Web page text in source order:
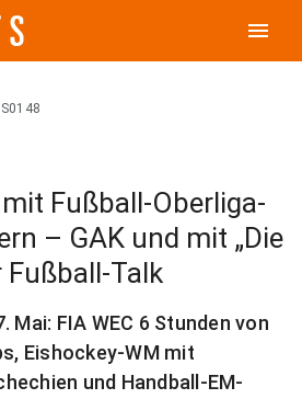
menu
mit Fußball-Oberliga-
– GAK und mit „Die
Fußball-Talk
Mai: FIA WEC 6 Stunden von
Eishockey-WM mit
und Handball-EM-